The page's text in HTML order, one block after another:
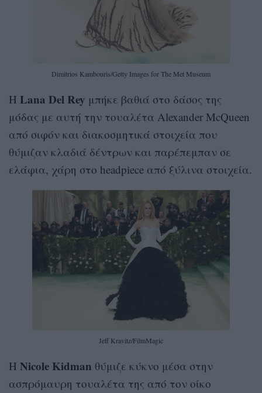
Dimitrios Kambouris/Getty Images for The Met Museum
H Lana Del Rey μπήκε βαθιά στο δάσος της
μόδας με αυτή την τουαλέτα Alexander McQueen
από σιφόν και διακοσμητικά στοιχεία που
θύμιζαν κλαδιά δέντρων και παρέπεμπαν σε
ελάφια, χάρη στο headpiece από ξύλινα στοιχεία.
Jeff Kravitz/FilmMagic
H Nicole Kidman θύμιζε κύκνο μέσα στην
ασπρόμαυρη τουαλέτα της από τον οίκο